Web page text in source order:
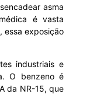
asma
é vasta
essa exposição
industriais e
O benzeno é
da NR-15, que